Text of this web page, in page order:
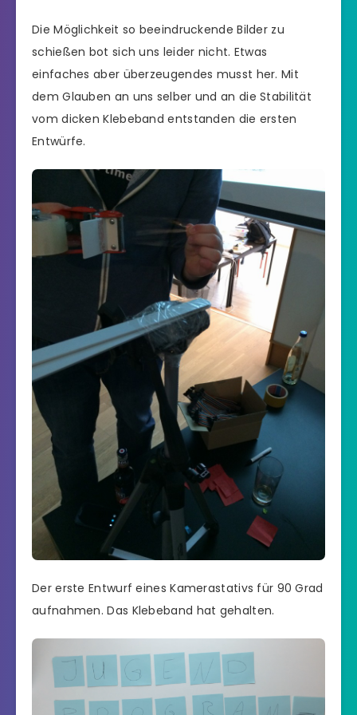
Die Möglichkeit so beeindruckende Bilder zu
schießen bot sich uns leider nicht. Etwas
einfaches aber überzeugendes musst her. Mit
dem Glauben an uns selber und an die Stabilität
vom dicken Klebeband entstanden die ersten
Entwürfe.
Der erste Entwurf eines Kamerastativs für 90 Grad
aufnahmen. Das Klebeband hat gehalten.